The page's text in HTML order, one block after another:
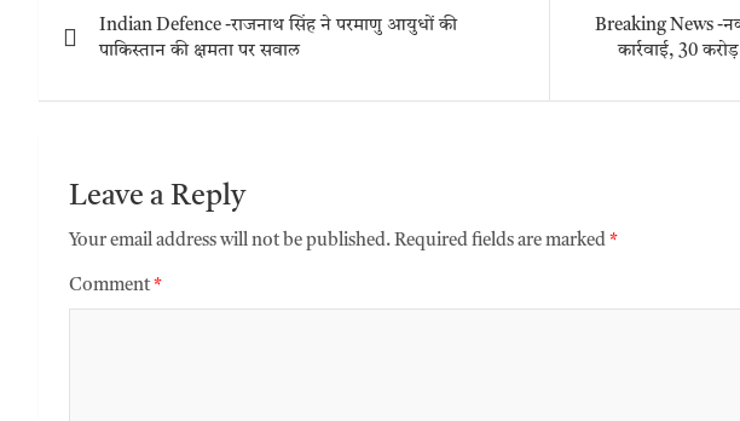
Indian Defence -राजनाथ सिंह ने परमाणु आयुधों की
पाकिस्तान की क्षमता पर सवाल
Breaking News -
कार्रवाई, 30
Leave a Reply
Your email address will not be published. Required fields are marked *
Comment *